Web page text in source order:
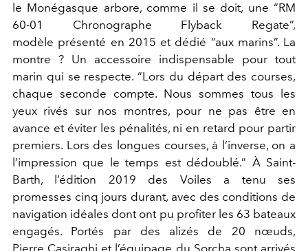
le Monégasque arbore, comme il se doit, une “RM
60-01 Chronographe Flyback Regate”,
modèle présenté en 2015 et dédié “aux marins”. La
montre ? Un accessoire indispensable pour tout
marin qui se respecte. “Lors du départ des courses,
chaque seconde compte. Nous sommes tous les
yeux rivés sur nos montres, pour ne pas être en
avance et éviter les pénalités, ni en retard pour partir
premiers. Lors des longues courses, à l’inverse, on a
l’impression que le temps est dédoublé.” À Saint-
Barth, l’édition 2019 des Voiles a tenu ses
promesses cinq jours durant, avec des conditions de
navigation idéales dont ont pu profiter les 63 bateaux
engagés. Portés par des alizés de 20 nœuds,